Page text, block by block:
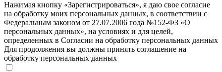
Нажимая кнопку «Зарегистрироваться», я даю свое согласие
на обработку моих персональных данных, в соответствии с
Федеральным законом от 27.07.2006 года №152-ФЗ «О
персональных данных», на условиях и для целей,
определенных в Согласии на обработку персональных данных
Для продолжения вы должны принять соглашение на
обработку персональных данных